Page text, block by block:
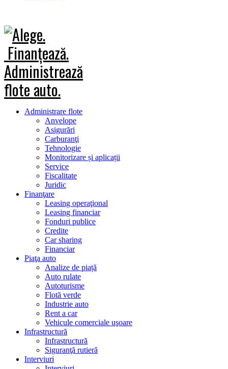
Administrare flote
Anvelope
Asigurări
Carburanţi
Tehnologie
Monitorizare și aplicații
Service
Fiscalitate
Juridic
Finanţare
Leasing operaţional
Leasing financiar
Fonduri publice
Credite
Car sharing
Financiar
Piaţa auto
Analize de piață
Auto rulate
Autoturisme
Flotă verde
Industrie auto
Rent a car
Vehicule comerciale uşoare
Infrastructură
Infrastructură
Siguranţă rutieră
Interviuri